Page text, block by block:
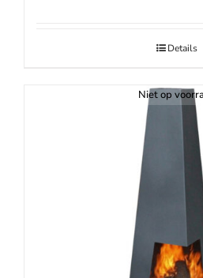
Details
Niet op